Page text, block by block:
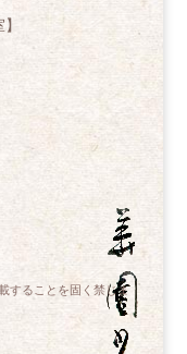
することを固く禁じま